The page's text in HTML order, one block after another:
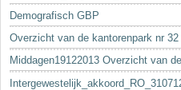
Demografisch GBP
Overzicht van de kantorenpark nr 32
Middagen19122013 Overzicht van